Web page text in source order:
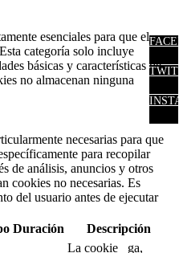
esenciales para que el
categoría solo incluye
básicas y características de
no almacenan ninguna
necesarias para que
para recopilar
de análisis, anuncios y otros
cookies no necesarias. Es
del usuario antes de ejecutar
Duración
Descripción
La cookie _ga,